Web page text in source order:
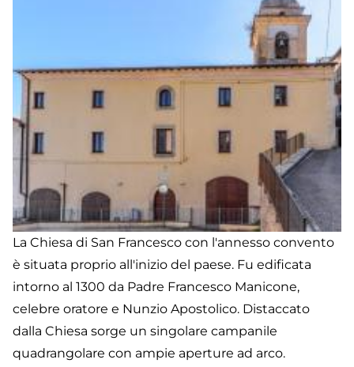
La Chiesa di San Francesco con l'annesso convento
è situata proprio all'inizio del paese. Fu edificata
intorno al 1300 da Padre Francesco Manicone,
celebre oratore e Nunzio Apostolico. Distaccato
dalla Chiesa sorge un singolare campanile
quadrangolare con ampie aperture ad arco.